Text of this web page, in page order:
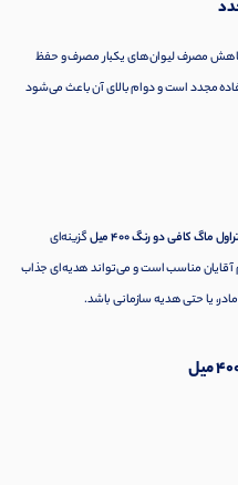
کاهش مصرف لیوان‌های یکبار مصرف و حفظ
مجدد است و دوام بالای آن باعث می‌شود
ماگ کافی دو رنگ ۴۰۰ میل
گزینه‌ای
مناسب است و می‌تواند هدیه‌ای جذاب
مادر، یا حتی هدیه سازمانی باشد.